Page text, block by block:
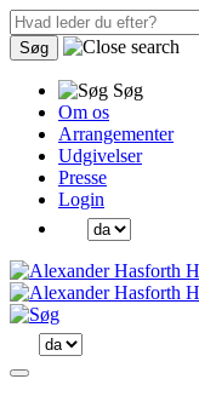
Søg
Søg
Om os
Arrangementer
Udgivelser
Presse
Login